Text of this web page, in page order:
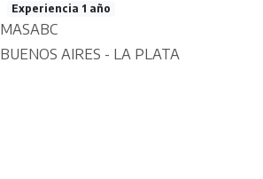
de panadería o peón de
producción de panadería o